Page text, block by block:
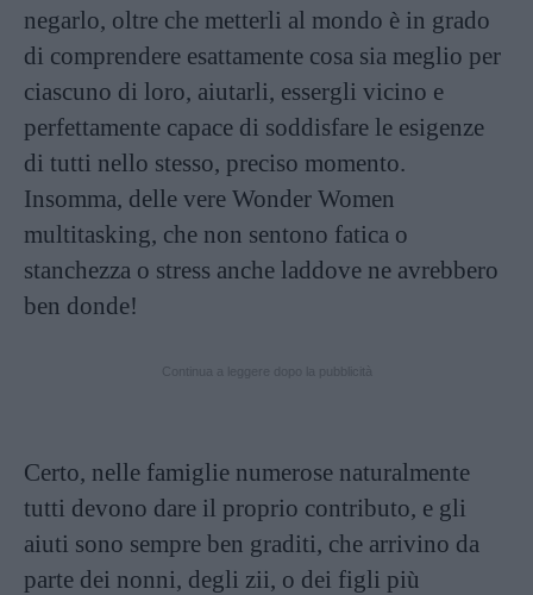
negarlo, oltre che metterli al mondo è in grado
di comprendere esattamente cosa sia meglio per
ciascuno di loro, aiutarli, essergli vicino e
perfettamente capace di soddisfare le esigenze
di tutti nello stesso, preciso momento.
Insomma, delle vere Wonder Women
multitasking, che non sentono fatica o
stanchezza o stress anche laddove ne avrebbero
ben donde!
Certo, nelle famiglie numerose naturalmente
tutti devono dare il proprio contributo, e gli
aiuti sono sempre ben graditi, che arrivino da
parte dei nonni, degli zii, o dei figli più